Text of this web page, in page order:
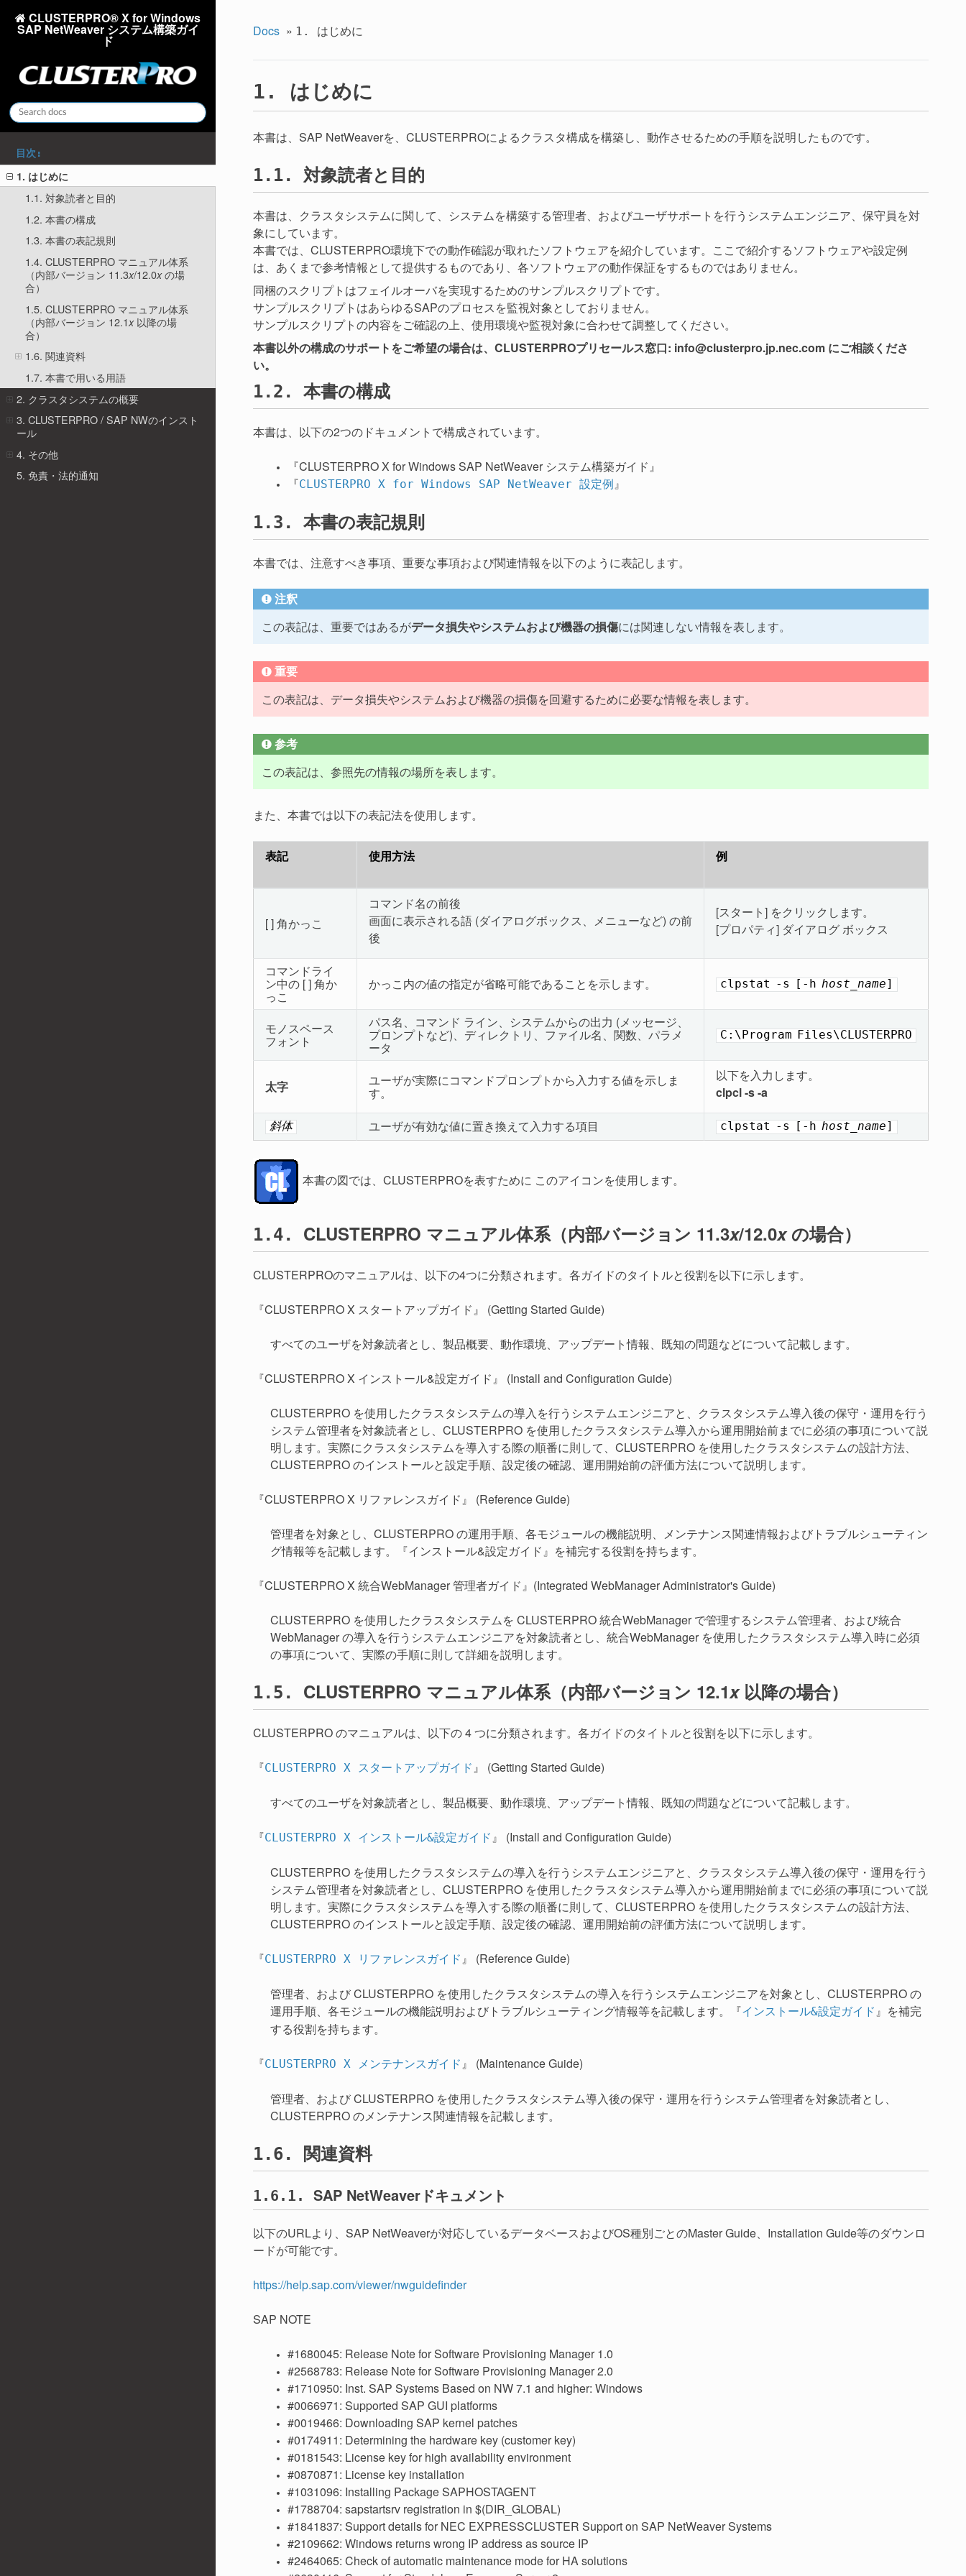
CLUSTERPRO® X for Windows
SAP NetWeaver システム構築ガイ
ド
目次:
1. はじめに
1.1. 対象読者と目的
1.2. 本書の構成
1.3. 本書の表記規則
1.4. CLUSTERPRO マニュアル体系
（内部バージョン 11.3x/12.0xの場
合）
1.5. CLUSTERPRO マニュアル体系
（内部バージョン 12.1x以降の場
合）
1.6. 関連資料
1.7. 本書で用いる用語
2. クラスタシステムの概要
3. CLUSTERPRO / SAP NWのインスト
ール
4. その他
5. 免責・法的通知
Docs » 1. はじめに
1. はじめに
本書は、SAP NetWeaverを、CLUSTERPROによるクラスタ構成を構築し、動作させるための手順を説明したものです。
1.1. 対象読者と目的
本書は、クラスタシステムに関して、システムを構築する管理者、およびユーザサポートを行うシステムエンジニア、保守員を対
象にしています。
本書では、CLUSTERPRO環境下での動作確認が取れたソフトウェアを紹介しています。ここで紹介するソフトウェアや設定例
は、あくまで参考情報として提供するものであり、各ソフトウェアの動作保証をするものではありません。
同梱のスクリプトはフェイルオーバを実現するためのサンプルスクリプトです。
サンプルスクリプトはあらゆるSAPのプロセスを監視対象としておりません。
サンプルスクリプトの内容をご確認の上、使用環境や監視対象に合わせて調整してください。
本書以外の構成のサポートをご希望の場合は、CLUSTERPROプリセールス窓口: info@clusterpro.jp.nec.com にご相談くださ
い。
1.2. 本書の構成
本書は、以下の2つのドキュメントで構成されています。
『CLUSTERPRO X for Windows SAP NetWeaver システム構築ガイド』
『CLUSTERPRO X for Windows SAP NetWeaver 設定例』
1.3. 本書の表記規則
本書では、注意すべき事項、重要な事項および関連情報を以下のように表記します。
注釈
この表記は、重要ではあるがデータ損失やシステムおよび機器の損傷には関連しない情報を表します。
重要
この表記は、データ損失やシステムおよび機器の損傷を回避するために必要な情報を表します。
参考
この表記は、参照先の情報の場所を表します。
また、本書では以下の表記法を使用します。
表記 使用方法 例
[ ] 角かっこ
コマンド名の前後
画面に表示される語 (ダイアログボックス、メニューなど) の前
後
[スタート] をクリックします。
[プロパティ] ダイアログ ボックス
コマンドライ
ン中の [ ] 角か
っこ
かっこ内の値の指定が省略可能であることを示します。 clpstat -s [-h host_name]
モノスペース
フォント
パス名、コマンド ライン、システムからの出力 (メッセージ、
プロンプトなど)、ディレクトリ、ファイル名、関数、パラメ
ータ
C:\Program Files\CLUSTERPRO
太字 ユーザが実際にコマンドプロンプトから入力する値を示しま
す。
以下を入力します。
clpcl -s -a
斜体 ユーザが有効な値に置き換えて入力する項目 clpstat -s [-h host_name]
本書の図では、CLUSTERPROを表すために このアイコンを使用します。
1.4. CLUSTERPRO マニュアル体系（内部バージョン 11.3x/12.0xの場合）
CLUSTERPROのマニュアルは、以下の4つに分類されます。各ガイドのタイトルと役割を以下に示します。
『CLUSTERPRO X スタートアップガイド』 (Getting Started Guide)
すべてのユーザを対象読者とし、製品概要、動作環境、アップデート情報、既知の問題などについて記載します。
『CLUSTERPRO X インストール&設定ガイド』 (Install and Configuration Guide)
CLUSTERPRO を使用したクラスタシステムの導入を行うシステムエンジニアと、クラスタシステム導入後の保守・運用を行う
システム管理者を対象読者とし、CLUSTERPRO を使用したクラスタシステム導入から運用開始前までに必須の事項について説
明します。実際にクラスタシステムを導入する際の順番に則して、CLUSTERPRO を使用したクラスタシステムの設計方法、
CLUSTERPRO のインストールと設定手順、設定後の確認、運用開始前の評価方法について説明します。
『CLUSTERPRO X リファレンスガイド』 (Reference Guide)
管理者を対象とし、CLUSTERPRO の運用手順、各モジュールの機能説明、メンテナンス関連情報およびトラブルシューティン
グ情報等を記載します。『インストール&設定ガイド』を補完する役割を持ちます。
『CLUSTERPRO X 統合WebManager 管理者ガイド』(Integrated WebManager Administrator's Guide)
CLUSTERPRO を使用したクラスタシステムを CLUSTERPRO 統合WebManager で管理するシステム管理者、および統合
WebManager の導入を行うシステムエンジニアを対象読者とし、統合WebManager を使用したクラスタシステム導入時に必須
の事項について、実際の手順に則して詳細を説明します。
1.5. CLUSTERPRO マニュアル体系（内部バージョン 12.1x以降の場合）
CLUSTERPRO のマニュアルは、以下の 4 つに分類されます。各ガイドのタイトルと役割を以下に示します。
『CLUSTERPRO X スタートアップガイド 』 (Getting Started Guide)
すべてのユーザを対象読者とし、製品概要、動作環境、アップデート情報、既知の問題などについて記載します。
『CLUSTERPRO X インストール&設定ガイド 』 (Install and Configuration Guide)
CLUSTERPRO を使用したクラスタシステムの導入を行うシステムエンジニアと、クラスタシステム導入後の保守・運用を行う
システム管理者を対象読者とし、CLUSTERPRO を使用したクラスタシステム導入から運用開始前までに必須の事項について説
明します。実際にクラスタシステムを導入する際の順番に則して、CLUSTERPRO を使用したクラスタシステムの設計方法、
CLUSTERPRO のインストールと設定手順、設定後の確認、運用開始前の評価方法について説明します。
『CLUSTERPRO X リファレンスガイド 』 (Reference Guide)
管理者、および CLUSTERPRO を使用したクラスタシステムの導入を行うシステムエンジニアを対象とし、CLUSTERPRO の
運用手順、各モジュールの機能説明およびトラブルシューティング情報等を記載します。『インストール&設定ガイド 』を補完
する役割を持ちます。
『CLUSTERPRO X メンテナンスガイド 』 (Maintenance Guide)
管理者、および CLUSTERPRO を使用したクラスタシステム導入後の保守・運用を行うシステム管理者を対象読者とし、
CLUSTERPRO のメンテナンス関連情報を記載します。
1.6. 関連資料
1.6.1. SAP NetWeaverドキュメント
以下のURLより、SAP NetWeaverが対応しているデータベースおよびOS種別ごとのMaster Guide、Installation Guide等のダウンロ
ードが可能です。
https://help.sap.com/viewer/nwguidefinder
SAP NOTE
#1680045: Release Note for Software Provisioning Manager 1.0
#2568783: Release Note for Software Provisioning Manager 2.0
#1710950: Inst. SAP Systems Based on NW 7.1 and higher: Windows
#0066971: Supported SAP GUI platforms
#0019466: Downloading SAP kernel patches
#0174911: Determining the hardware key (customer key)
#0181543: License key for high availability environment
#0870871: License key installation
#1031096: Installing Package SAPHOSTAGENT
#1788704: sapstartsrv registration in $(DIR_GLOBAL)
#1841837: Support details for NEC EXPRESSCLUSTER Support on SAP NetWeaver Systems
#2109662: Windows returns wrong IP address as source IP
#2464065: Check of automatic maintenance mode for HA solutions